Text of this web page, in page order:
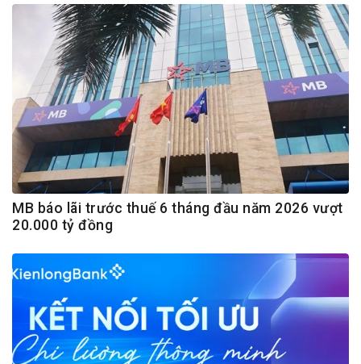
MB báo lãi trước thuế 6 tháng đầu năm 2026 vượt
20.000 tỷ đồng